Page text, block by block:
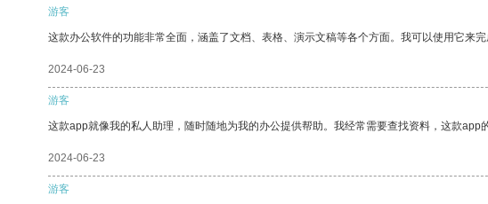
游客
这款办公软件的功能非常全面，涵盖了文档、表格、演示文稿等各个方面。我可以使用它来完
2024-06-23
游客
这款app就像我的私人助理，随时随地为我的办公提供帮助。我经常需要查找资料，这款app
2024-06-23
游客